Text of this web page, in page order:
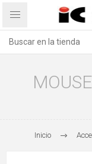
Inicio